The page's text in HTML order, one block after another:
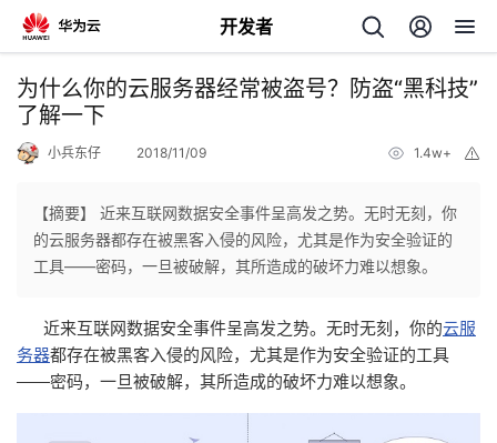
开发者
返
回
个
为什么你的云服务器经常被盗号？防盗“黑科技”
了解一下
小兵东仔 2018/11/09 1.4w+
【摘要】 近来互联网数据安全事件呈高发之势。无时无刻，你
的云服务器都存在被黑客入侵的风险，尤其是作为安全验证的
工具——密码，一旦被破解，其所造成的破坏力难以想象。
近来互联网数据安全事件呈高发之势。无时无刻，你的云服
务器都存在被黑客入侵的风险，尤其是作为安全验证的工具
——密码，一旦被破解，其所造成的破坏力难以想象。